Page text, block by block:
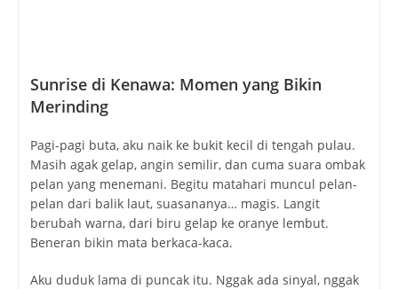
Sunrise di Kenawa: Momen yang Bikin
Merinding
Pagi-pagi buta, aku naik ke bukit kecil di tengah pulau.
Masih agak gelap, angin semilir, dan cuma suara ombak
pelan yang menemani. Begitu matahari muncul pelan-
pelan dari balik laut, suasananya… magis. Langit
berubah warna, dari biru gelap ke oranye lembut.
Beneran bikin mata berkaca-kaca.
Aku duduk lama di puncak itu. Nggak ada sinyal, nggak